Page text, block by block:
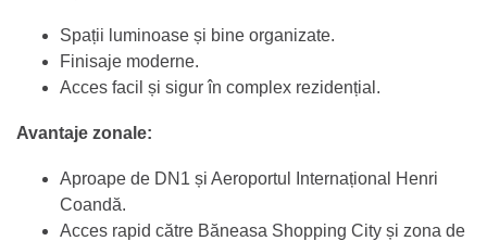
Spații luminoase și bine organizate.
Finisaje moderne.
Acces facil și sigur în complex rezidențial.
Avantaje zonale:
Aproape de DN1 și Aeroportul Internațional Henri
Coandă.
Acces rapid către Băneasa Shopping City și zona de